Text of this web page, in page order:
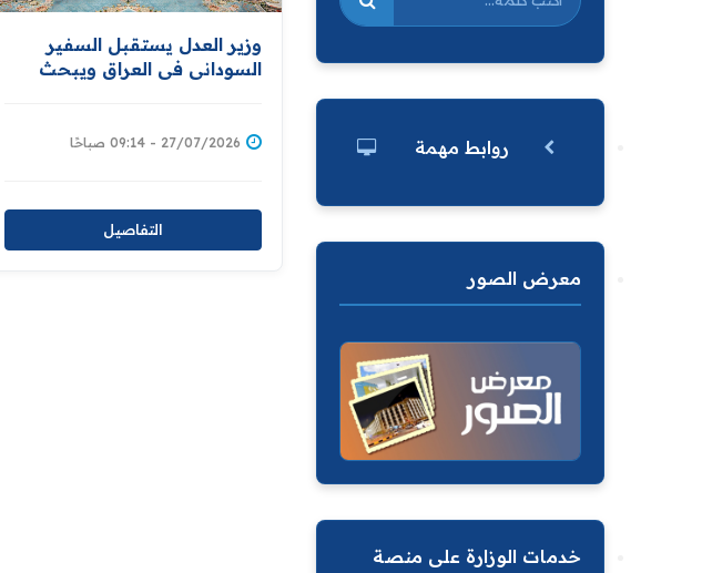
وزير العدل يستقبل السفير
السوداني في العراق ويبحث
بغداد والخرطوم
27/07/2026 - 09:14 صباحًا
التفاصيل
روابط مهمة
معرض الصور
خدمات الوزارة على منصة